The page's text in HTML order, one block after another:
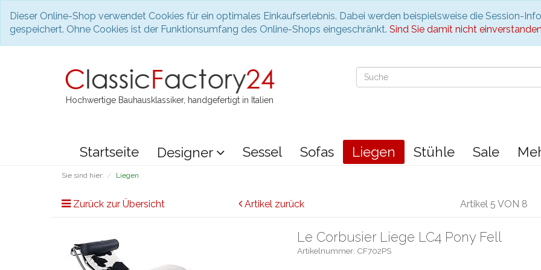
Dieser Online-Shop verwendet Cookies für ein optimales Einkaufserlebnis. Dabei werden beispielsweise die Session-
gespeichert. Ohne Cookies ist der Funktionsumfang des Online-Shops eingeschränkt. Sind Sie damit nicht
Hochwertige Bauhausklassiker, handgefertigt in Italien
Startseite Designer Sessel Sofas Liegen Stühle Sale
Sie sind hier: Liegen
Zurück zur Übersicht Artikel zurück Artikel 5 VON 8
Le Corbusier Liege LC4 Pony Fell
Artikelnummer: CF702PS